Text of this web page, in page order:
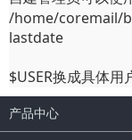
/home/coremail/
lastdate
$USER换成具体
产品中心